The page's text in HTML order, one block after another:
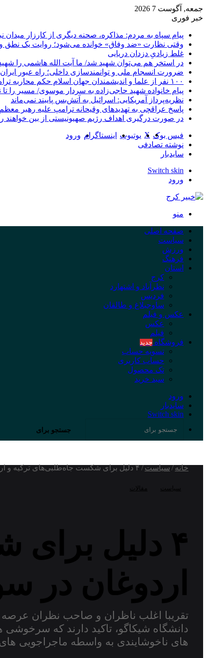
جمعه, آگوست 7 2026
خبر فوری
پیام سپاه به مردم: مذاکره، صحنه دیگری از کارزار میدان
وقتی نظارت «ضد وفاق» خوانده می‌شود؛ روایت یک نطق
غلط زیادیِ دزدان دریایی
در استخر هم می‌توان شهید شد/ ما آیت الله هاشمی را
ضرورت انسجام ملی و توانمندسازی داخلی؛ راه عبور
۱۰۰ نفر از علما و اندیشمندان جهان اسلام حکم محاربه ترامپ و نتانیاهو را صادر کردند
پیام خانواده شهید حاجی‌زاده به سردار موسوی/ مسیر را تا
نظریه‌پرداز آمریکایی: اسرائیل به آتش‌بس پایبند نمی‌ماند
پاسخ عراقچی به تهدیدهای وقیحانه ترامپ علیه رهبر معظم
در صورت درگیری اهداف رژیم صهیونیستی از بین خواهند
فیس بوک X یوتیوب اینستاگرام ورود
نوشته تصادفی
سایدبار
Switch skin
ورود
منو
صفحه اصلی
سیاست
ورزش
فرهنگ
استان
کرج
نظرآباد و اشتهارد
فردیس
ساوجبلاغ و طالقان
عکس و فیلم
عکس
فیلم
فروشگاه جدید
تسویه حساب
حساب کاربری
تک محصول
سبد خرید
ورود
سایدبار
Switch skin
جستجو برای
خانه/سیاست/۴ دلیل برای شکست جاه‌طلبی‌های ترکیه و اردوغان در سوریه
سیاست مقالات
۴ دلیل
اردوغان در
تقریبا اغلب ناظران و صاحب نظران عرصه
دانشگاه شیکاگو، تاکید دارند که
های ناخوشایندی به واسطه ماجراجویی